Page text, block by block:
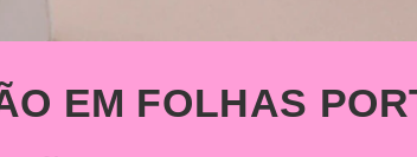
EM FOLHAS